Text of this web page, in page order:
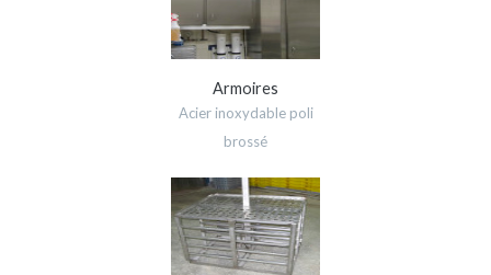
Armoires
Acier inoxydable poli
brossé